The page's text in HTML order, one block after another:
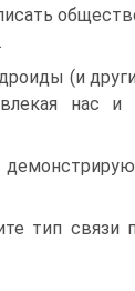
(и
нас
тип связи